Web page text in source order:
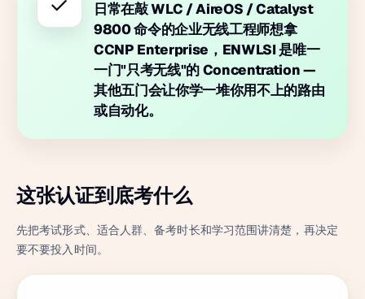
日常在敲 WLC / AireOS / Catalyst
9800 命令的企业无线工程师想拿
CCNP Enterprise，ENWLSI 是唯一
一门"只考无线"的 Concentration —
其他五门会让你学一堆你用不上的路由
或自动化。
这张认证到底考什么
先把考试形式、适合人群、备考时长和学习范围讲清楚，再决定
要不要投入时间。